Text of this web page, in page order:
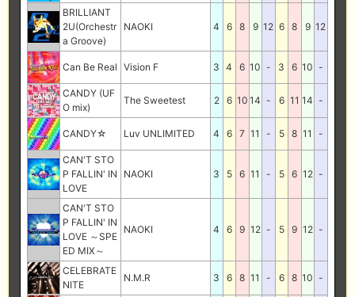
BRILLIANT
2U(Orchestr
a Groove)
NAOKI 4 6 8 9 12 6 8 9 12
Can Be Real Vision F 3 4 6 10 - 3 6 10 -
CANDY (UF
O mix)
The Sweetest 2 6 10 14 - 6 11 14 -
CANDY☆ Luv UNLIMITED 4 6 7 11 - 5 8 11 -
CAN'T STO
P FALLIN' IN
LOVE
NAOKI 3 5 6 11 - 5 6 12 -
CAN'T STO
P FALLIN' IN
LOVE ～SPE
ED MIX～
NAOKI 4 6 9 12 - 5 9 12 -
CELEBRATE
NITE
N.M.R 3 6 8 11 - 6 8 10 -